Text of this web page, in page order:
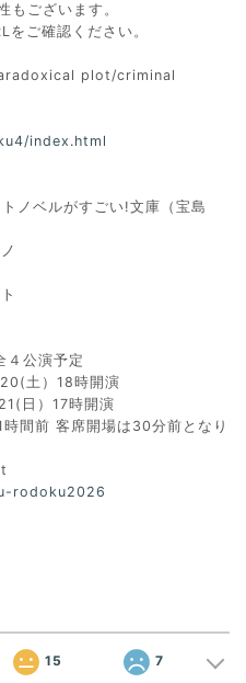
もございます。
をご確認ください。
plot/criminal
index.html
ノベルがすごい!文庫（宝島
公演予定
土）18時開演
日）17時開演
間前 客席開場は30分前となり
rodoku2026
15 7